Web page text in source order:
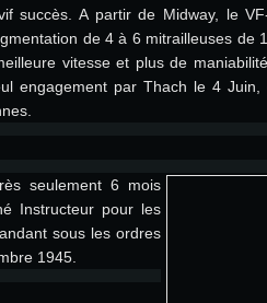
Intel Core i5 ou
16 GB et plus
GeForce 1060
Connexion
Core i7 (Les
supportés)
GB
Radeon
Metal
Connexion
Intel Core i7
8 GB
de 6 mois) /
570) avec les
6 mois et
succès. A partir de Midway, le
de 4 à 6 mitrailleuses de
vitesse et plus de
engagement par Thach le 4 Juin,
seulement 6 mois
Instructeur pour les
sous les ordres
1945.